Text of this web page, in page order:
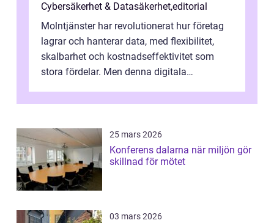
Cybersäkerhet & Datasäkerhet,editorial
Molntjänster har revolutionerat hur företag
lagrar och hanterar data, med flexibilitet,
skalbarhet och kostnadseffektivitet som
stora fördelar. Men denna digitala
25 mars 2026
Konferens dalarna när miljön gör
skillnad för mötet
03 mars 2026